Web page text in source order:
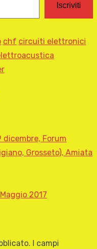
Iscriviti
chf circuiti elettronici
dicembre, Forum
Grosseto), Amiata
Maggio 2017
I campi